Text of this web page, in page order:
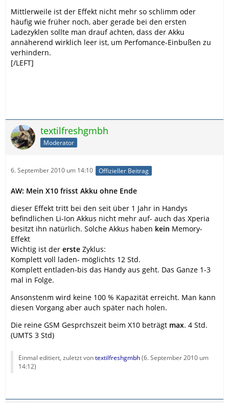
Mittlerweile ist der Effekt nicht mehr so schlimm oder
häufig wie früher noch, aber gerade bei den ersten
Ladezyklen sollte man drauf achten, dass der Akku
annäherend wirklich leer ist, um Perfomance-Einbußen zu
verhindern.
[/LEFT]
textilfreshgmbh
Moderator
6. September 2010 um 14:10 Offizieller Beitrag
AW: Mein X10 frisst Akku ohne Ende
dieser Effekt tritt bei den seit über 1 Jahr in Handys
befindlichen Li-Ion Akkus nicht mehr auf- auch das Xperia
besitzt ihn natürlich. Solche Akkus haben kein Memory-
Effekt
Wichtig ist der erste Zyklus:
Komplett voll laden- möglichts 12 Std.
Komplett entladen-bis das Handy aus geht. Das Ganze 1-3
mal in Folge.
Ansonstenm wird keine 100 % Kapazität erreicht. Man kann
diesen Vorgang aber auch später nach holen.
Die reine GSM Gesprchszeit beim X10 beträgt max. 4 Std.
(UMTS 3 Std)
Einmal editiert, zuletzt vontextilfreshgmbh(6. September 2010 um
14:12)